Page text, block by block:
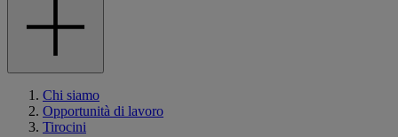
Chi siamo
Opportunità di lavoro
Tirocini